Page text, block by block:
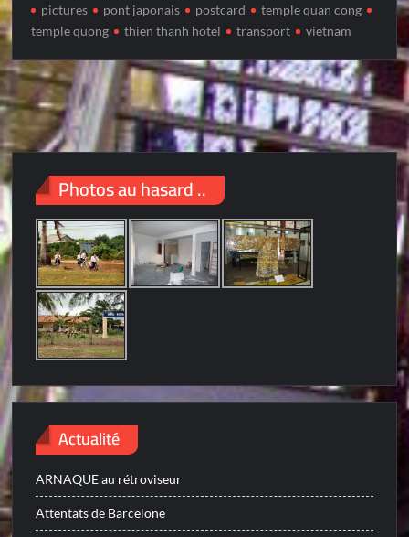
pictures
pont japonais postcard
temple quan cong
temple quong
thien thanh hotel transport vietnam
Photos au hasard ..
Actualité
ARNAQUE au rétroviseur
Attentats de Barcelone